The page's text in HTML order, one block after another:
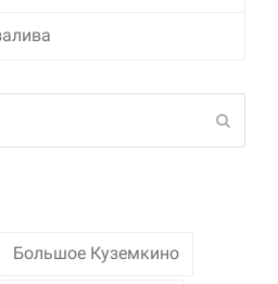
Большое Куземкино